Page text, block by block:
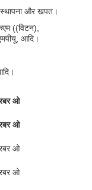
और खपत।
((विटन),
आदि।